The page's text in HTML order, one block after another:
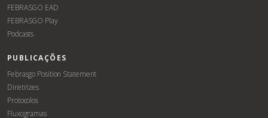
FEBRASGO EAD
FEBRASGO Play
Podcasts
PUBLICAÇÕES
Febrasgo Position Statement
Diretrizes
Protocolos
Fluxogramas